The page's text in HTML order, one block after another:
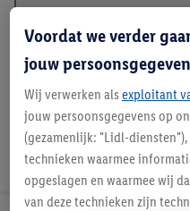
Voordat we verder
jouw
Wij verwerken als exploitant
jouw persoonsgegevens op
(gezamenlijk: "Lidl-
technieken waarmee
opgeslagen en waarmee wij
van deze technieken zijn